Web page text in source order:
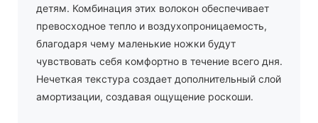
детям. Комбинация этих волокон обеспечивает
превосходное тепло и воздухопроницаемость,
благодаря чему маленькие ножки будут
чувствовать себя комфортно в течение всего дня.
Нечеткая текстура создает дополнительный слой
амортизации, создавая ощущение роскоши.